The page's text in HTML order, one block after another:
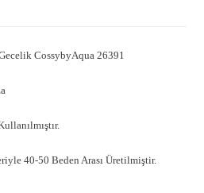
CossybyAqua 26391
40-50 Beden Arası Üretilmiştir.